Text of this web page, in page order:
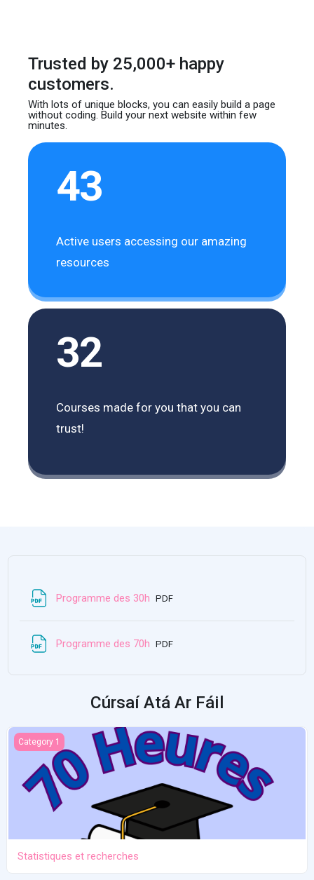
Trusted by 25,000+ happy
customers.
With lots of unique blocks, you can easily builda page
without coding. Build your next websitewithin few
minutes.
43
Active users accessing our amazing
resources
32
Courses made for you that you can
trust!
Programme des 30h Acmhainn
PDF
Programme des 70h Acmhainn
PDF
Cúrsaí Atá Ar Fáil
Statistiques et recherches
Category 1
Statistiques et recherches